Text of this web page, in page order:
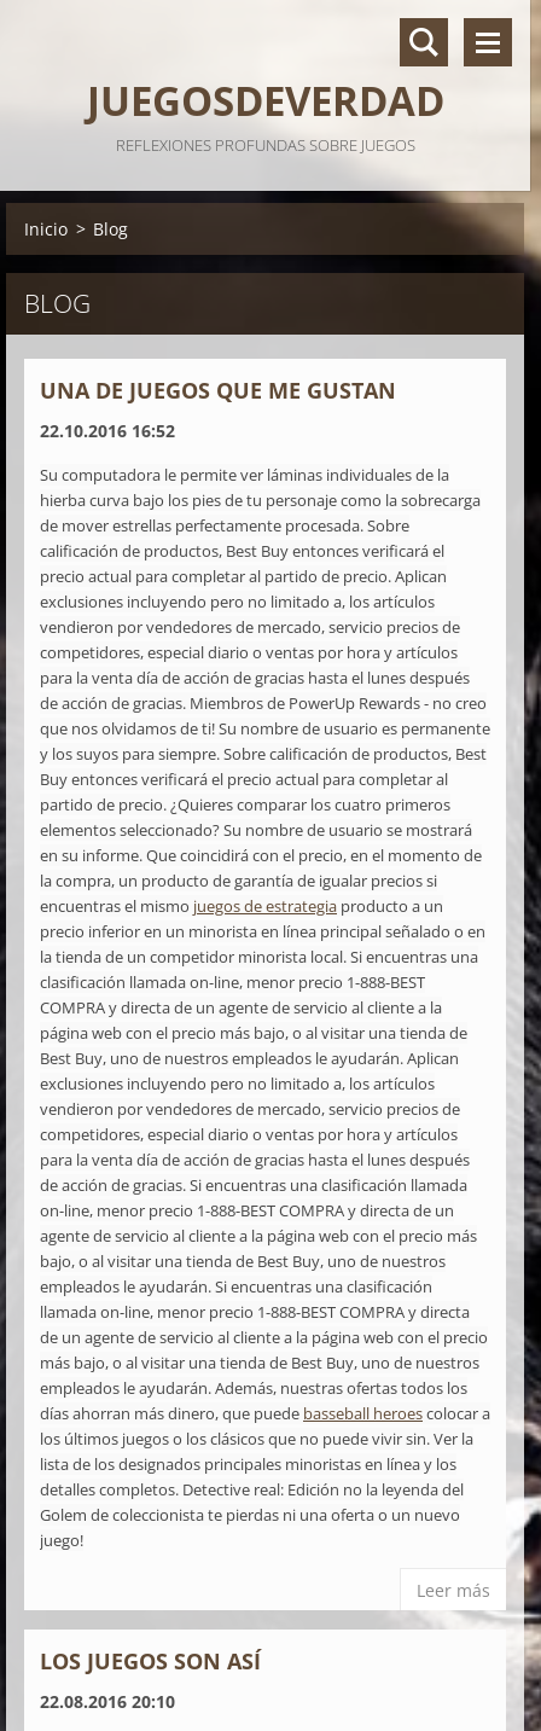
JUEGOSDEVERDAD
REFLEXIONES PROFUNDAS SOBRE JUEGOS
Inicio > Blog
BLOG
UNA DE JUEGOS QUE ME GUSTAN
22.10.2016 16:52
Su computadora le permite ver láminas individuales de la
hierba curva bajo los pies de tu personaje como la sobrecarga
de mover estrellas perfectamente procesada. Sobre
calificación de productos, Best Buy entonces verificará el
precio actual para completar al partido de precio. Aplican
exclusiones incluyendo pero no limitado a, los artículos
vendieron por vendedores de mercado, servicio precios de
competidores, especial diario o ventas por hora y artículos
para la venta día de acción de gracias hasta el lunes después
de acción de gracias. Miembros de PowerUp Rewards - no creo
que nos olvidamos de ti! Su nombre de usuario es permanente
y los suyos para siempre. Sobre calificación de productos, Best
Buy entonces verificará el precio actual para completar al
partido de precio. ¿Quieres comparar los cuatro primeros
elementos seleccionado? Su nombre de usuario se mostrará
en su informe. Que coincidirá con el precio, en el momento de
la compra, un producto de garantía de igualar precios si
encuentras el mismo juegos de estrategia producto a un
precio inferior en un minorista en línea principal señalado o en
la tienda de un competidor minorista local. Si encuentras una
clasificación llamada on-line, menor precio 1-888-BEST
COMPRA y directa de un agente de servicio al cliente a la
página web con el precio más bajo, o al visitar una tienda de
Best Buy, uno de nuestros empleados le ayudarán. Aplican
exclusiones incluyendo pero no limitado a, los artículos
vendieron por vendedores de mercado, servicio precios de
competidores, especial diario o ventas por hora y artículos
para la venta día de acción de gracias hasta el lunes después
de acción de gracias. Si encuentras una clasificación llamada
on-line, menor precio 1-888-BEST COMPRA y directa de un
agente de servicio al cliente a la página web con el precio más
bajo, o al visitar una tienda de Best Buy, uno de nuestros
empleados le ayudarán. Si encuentras una clasificación
llamada on-line, menor precio 1-888-BEST COMPRA y directa
de un agente de servicio al cliente a la página web con el precio
más bajo, o al visitar una tienda de Best Buy, uno de nuestros
empleados le ayudarán. Además, nuestras ofertas todos los
días ahorran más dinero, que puede basseball heroescolocar a
los últimos juegos o los clásicos que no puede vivir sin. Ver la
lista de los designados principales minoristas en línea y los
detalles completos. Detective real: Edición no la leyenda del
Golem de coleccionista te pierdas ni una oferta o un nuevo
juego!
Leer más
LOS JUEGOS SON ASÍ
22.08.2016 20:10